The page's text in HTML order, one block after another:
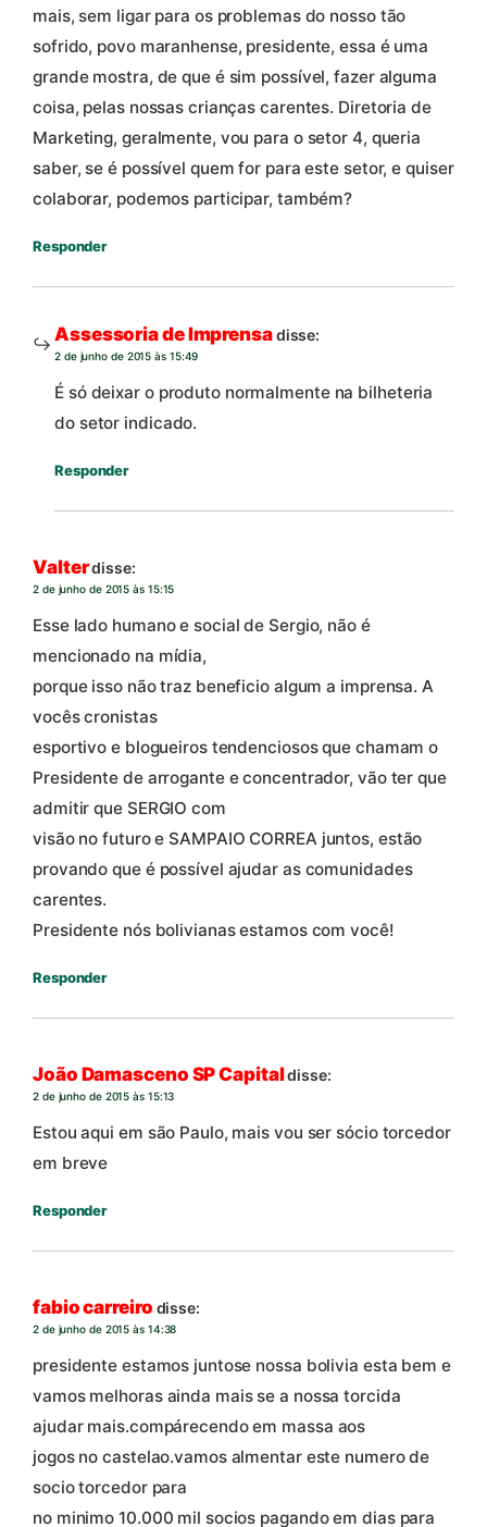
mais, sem ligar para os problemas do nosso tão
sofrido, povo maranhense, presidente, essa é uma
grande mostra, de que é sim possível, fazer alguma
coisa, pelas nossas crianças carentes. Diretoria de
Marketing, geralmente, vou para o setor 4, queria
saber, se é possível quem for para este setor, e quiser
colaborar, podemos participar, também?
Responder
Assessoria de Imprensadisse:
2 de junho de 2015 às 15:49
É só deixar o produto normalmente na bilheteria
do setor indicado.
Responder
Valterdisse:
2 de junho de 2015 às 15:15
Esse lado humano e social de Sergio, não é
mencionado na mídia,
porque isso não traz beneficio algum a imprensa. A
vocês cronistas
esportivo e blogueiros tendenciosos que chamam o
Presidente de arrogante e concentrador, vão ter que
admitir que SERGIO com
visão no futuro e SAMPAIO CORREA juntos, estão
provando que é possível ajudar as comunidades
carentes.
Presidente nós bolivianas estamos com você!
Responder
João Damasceno SP Capitaldisse:
2 de junho de 2015 às 15:13
Estou aqui em são Paulo, mais vou ser sócio torcedor
em breve
Responder
fabio carreiro disse:
2 de junho de 2015 às 14:38
presidente estamos juntose nossa bolivia esta bem e
vamos melhoras ainda mais se a nossa torcida
ajudar mais.compárecendo em massa aos
jogos no castelao.vamos almentar este numero de
socio torcedor para
no minimo 10.000 mil socios pagando em dias para